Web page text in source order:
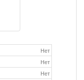
Нет
Нет
Нет